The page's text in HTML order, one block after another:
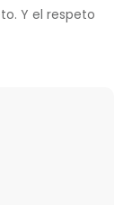
Y el respeto